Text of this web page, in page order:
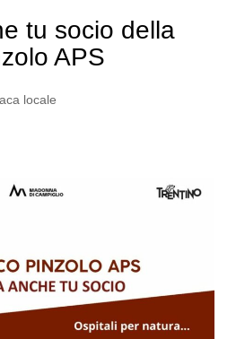
tu socio della
APS
locale